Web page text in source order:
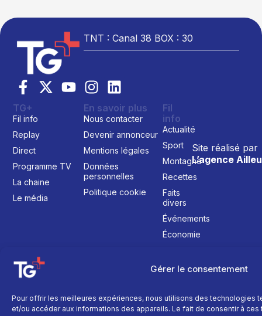
Gérer le consentement
Pour offrir les meilleures expériences, nous utilisons des technologies
et/ou accéder aux informations des appareils. Le fait de consentir à
TNT : Canal 38 BOX : 30
Site réalisé par
L’agence
TG+
Fil info
Replay
Direct
Programme TV
La chaine
Le média
En savoir plus
Nous contacter
Devenir annonceur
Mentions légales
Données
personnelles
Politique cookie
Fil
info
Actualité
Sport
Montagne
Recettes
Faits
divers
Événements
Économie
Culture